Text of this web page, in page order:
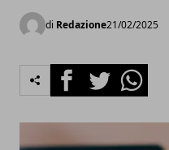
di Redazione21/02/2025
FacebookTwitterWhatsapp